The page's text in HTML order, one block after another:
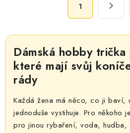
c
í
á
n
1
Dámská hobby
které mají svůj
rády
Každá žena má něco, co ji baví,
jednoduše vystihuje. Pro někoho
pro jinou rybaření, voda, hudba,